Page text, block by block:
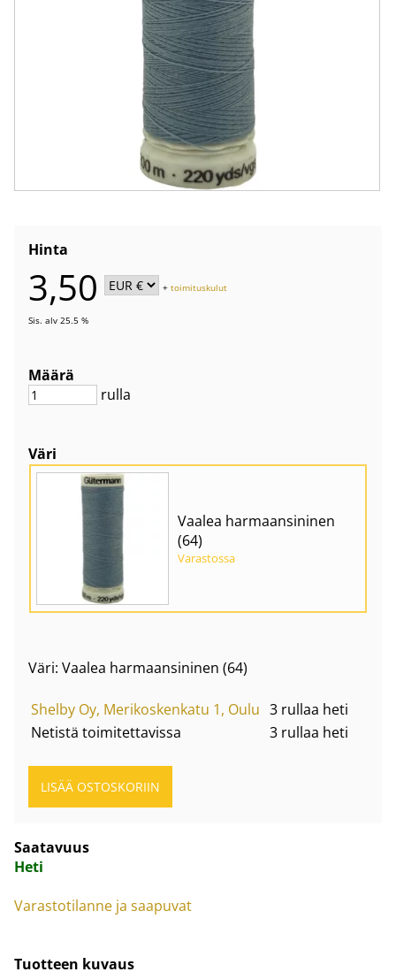
Hinta
3,50 +toimituskulut
Sis. alv 25.5 %
Määrä
rulla
Väri
Vaalea harmaansininen
(64)
Varastossa
Väri: Vaalea harmaansininen (64)
Shelby Oy, Merikoskenkatu 1, Oulu 3 rullaa heti
Netistä toimitettavissa
3 rullaa heti
Saatavuus
Heti
Varastotilanne ja saapuvat
Tuotteen kuvaus